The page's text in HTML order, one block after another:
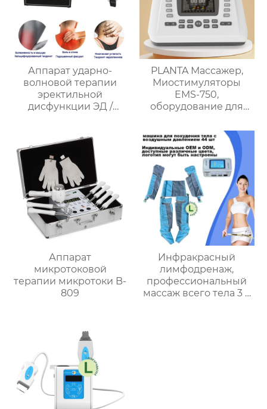
Аппарат ударно-
волновой терапии
эректильной
дисфункции ЭД /
зондов
PLANTA Массажер,
Миостимуляторы
EMS-750,
оборудование для
терапии FX051
Аппарат
микротоковой
терапии микротоки B-
809
Инфракрасный
лимфодренаж,
профессиональный
массаж всего тела 3 в